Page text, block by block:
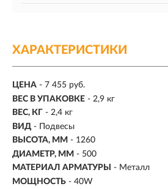
ХАРАКТЕРИСТИКИ
ЦЕНА - 7 455 руб.
ВЕС В УПАКОВКЕ - 2,9 кг
ВЕС, КГ - 2,4 кг
ВИД - Подвесы
ВЫСОТА, ММ - 1260
ДИАМЕТР, ММ - 500
МАТЕРИАЛ АРМАТУРЫ
- Металл
МОЩНОСТЬ - 40W